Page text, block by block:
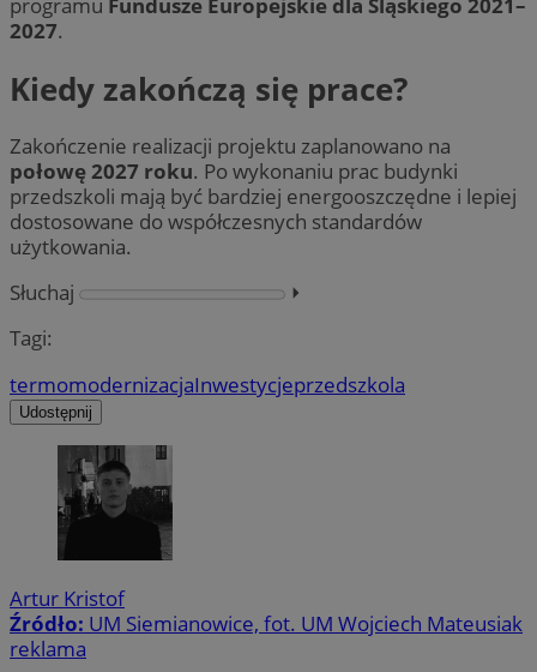
programu Fundusze Europejskie dla Śląskiego 2021–
2027.
Kiedy zakończą się prace?
Zakończenie realizacji projektu zaplanowano na
połowę 2027 roku. Po wykonaniu prac budynki
przedszkoli mają być bardziej energooszczędne i lepiej
dostosowane do współczesnych standardów
użytkowania.
Słuchaj
⏵︎
Tagi:
termomodernizacjaInwestycjeprzedszkola
Udostępnij
Artur Kristof
Źródło: UM Siemianowice, fot. UM Wojciech Mateusiak
reklama